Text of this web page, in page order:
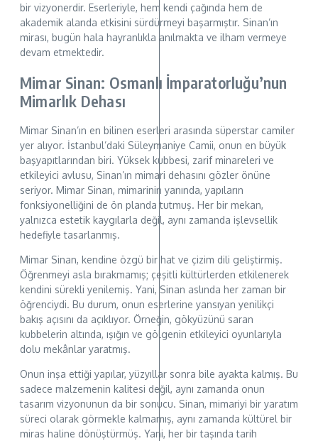
bir vizyonerdir. Eserleriyle, hem kendi çağında hem de
akademik alanda etkisini sürdürmeyi başarmıştır. Sinan’ın
mirası, bugün hala hayranlıkla anılmakta ve ilham vermeye
devam etmektedir.
Mimar Sinan: Osmanlı İmparatorluğu’nun
Mimarlık Dehası
Mimar Sinan’ın en bilinen eserleri arasında süperstar camiler
yer alıyor. İstanbul’daki Süleymaniye Camii, onun en büyük
başyapıtlarından biri. Yüksek kubbesi, zarif minareleri ve
etkileyici avlusu, Sinan’ın mimari dehasını gözler önüne
seriyor. Mimar Sinan, mimarinin yanında, yapıların
fonksiyonelliğini de ön planda tutmuş. Her bir mekan,
yalnızca estetik kaygılarla değil, aynı zamanda işlevsellik
hedefiyle tasarlanmış.
Mimar Sinan, kendine özgü bir hat ve çizim dili geliştirmiş.
Öğrenmeyi asla bırakmamış; çeşitli kültürlerden etkilenerek
kendini sürekli yenilemiş. Yani, Sinan aslında her zaman bir
öğrenciydi. Bu durum, onun eserlerine yansıyan yenilikçi
bakış açısını da açıklıyor. Örneğin, gökyüzünü saran
kubbelerin altında, ışığın ve gölgenin etkileyici oyunlarıyla
dolu mekânlar yaratmış.
Onun inşa ettiği yapılar, yüzyıllar sonra bile ayakta kalmış. Bu
sadece malzemenin kalitesi değil, aynı zamanda onun
tasarım vizyonunun da bir sonucu. Sinan, mimariyi bir yaratım
süreci olarak görmekle kalmamış, aynı zamanda kültürel bir
miras haline dönüştürmüş. Yani, her bir taşında tarih